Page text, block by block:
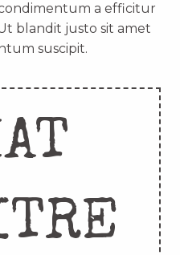
a efficitur
blandit justo sit amet
suscipit.